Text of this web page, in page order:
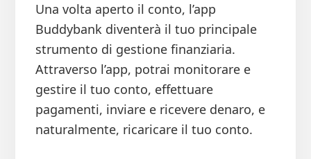
Una volta aperto il conto, l’app
Buddybank diventerà il tuo principale
strumento di gestione finanziaria.
Attraverso l’app, potrai monitorare e
gestire il tuo conto, effettuare
pagamenti, inviare e ricevere denaro, e
naturalmente, ricaricare il tuo conto.